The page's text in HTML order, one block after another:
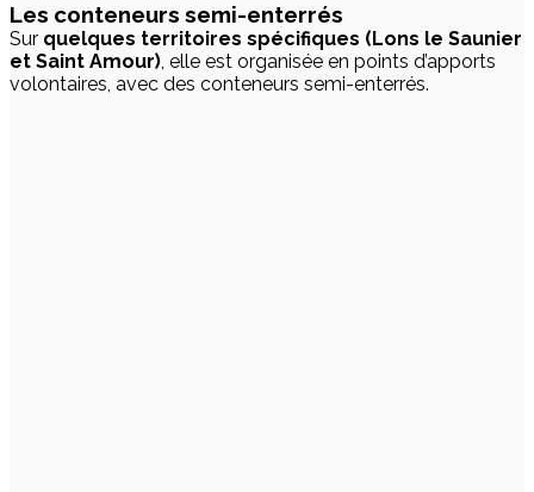
Les conteneurs semi-enterrés
Sur quelques territoires spécifiques (Lons le Saunier
et Saint Amour), elle est organisée en points d’apports
volontaires, avec des conteneurs semi-enterrés.